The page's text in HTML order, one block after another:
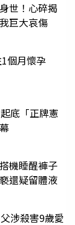
世！心碎揭
巨大哀傷
1個月懷孕
底「正牌憲
機睡醒褲子
還疑留體液
涉殺害9歲愛